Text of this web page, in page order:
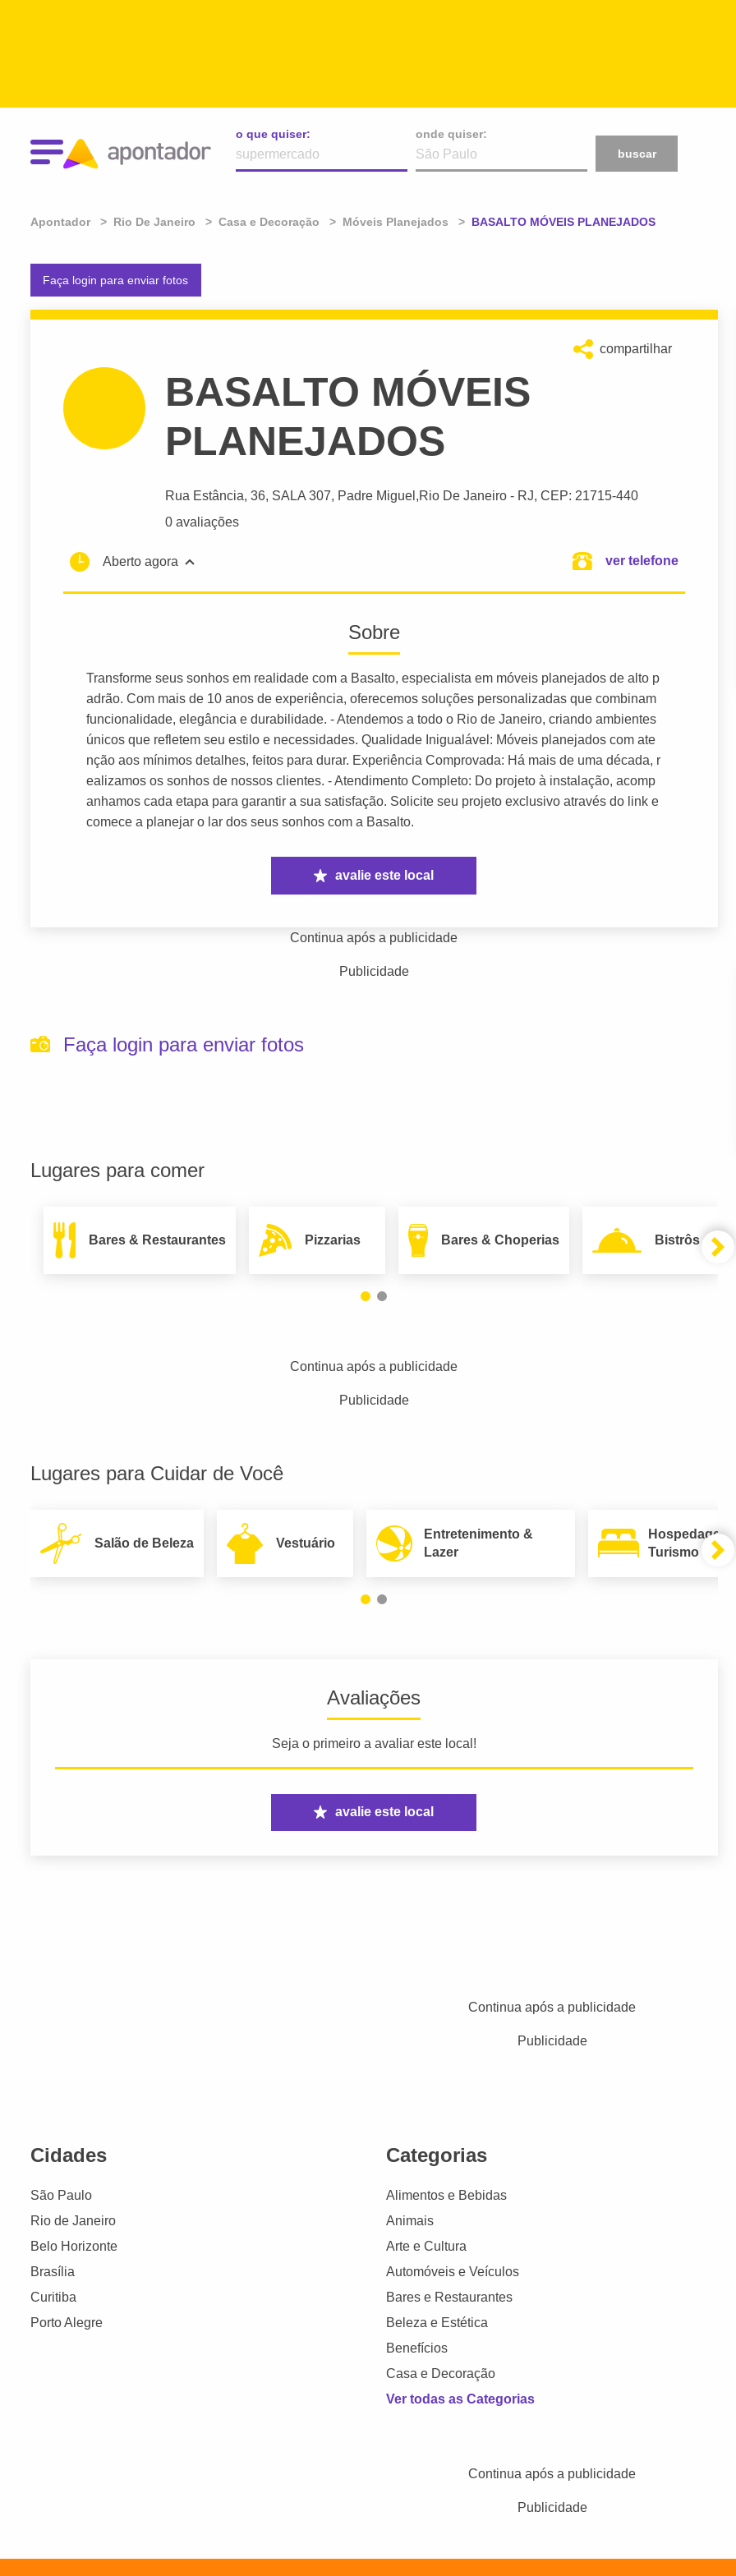
o que quiser:
onde quiser:
buscar
Apontador Rio De Janeiro Casa e Decoração Móveis Planejados Atual:
BASALTO MÓVEIS PLANEJADOS
Faça login para enviar fotos
compartilhar
BASALTO MÓVEIS
PLANEJADOS
Rua Estância, 36, SALA 307, Padre Miguel,Rio De Janeiro - RJ, CEP: 21715-440
0 avaliações
Aberto agora ver telefone
Sobre
Transforme seus sonhos em realidade com a Basalto, especialista em móveis planejados de alto p
adrão. Com mais de 10 anos de experiência, oferecemos soluções personalizadas que combinam
funcionalidade, elegância e durabilidade. - Atendemos a todo o Rio de Janeiro, criando ambientes
únicos que refletem seu estilo e necessidades. Qualidade Inigualável: Móveis planejados com ate
nção aos mínimos detalhes, feitos para durar. Experiência Comprovada: Há mais de uma década, r
ealizamos os sonhos de nossos clientes. - Atendimento Completo: Do projeto à instalação, acomp
anhamos cada etapa para garantir a sua satisfação. Solicite seu projeto exclusivo através do link e
comece a planejar o lar dos seus sonhos com a Basalto.
avalie este local
Continua após a publicidade
Publicidade
Faça login para enviar fotos
Lugares para comer
Bares & Restaurantes Pizzarias Bares & Choperias Bistrôs
Continua após a publicidade
Publicidade
Lugares para Cuidar de Você
Salão de Beleza Vestuário
Entretenimento &
Lazer
Hospedagem
Turismo
Avaliações
Seja o primeiro a avaliar este local!
avalie este local
Continua após a publicidade
Publicidade
Cidades
São Paulo
Rio de Janeiro
Belo Horizonte
Brasília
Curitiba
Porto Alegre
Categorias
Alimentos e Bebidas
Animais
Arte e Cultura
Automóveis e Veículos
Bares e Restaurantes
Beleza e Estética
Benefícios
Casa e Decoração
Ver todas as Categorias
Continua após a publicidade
Publicidade